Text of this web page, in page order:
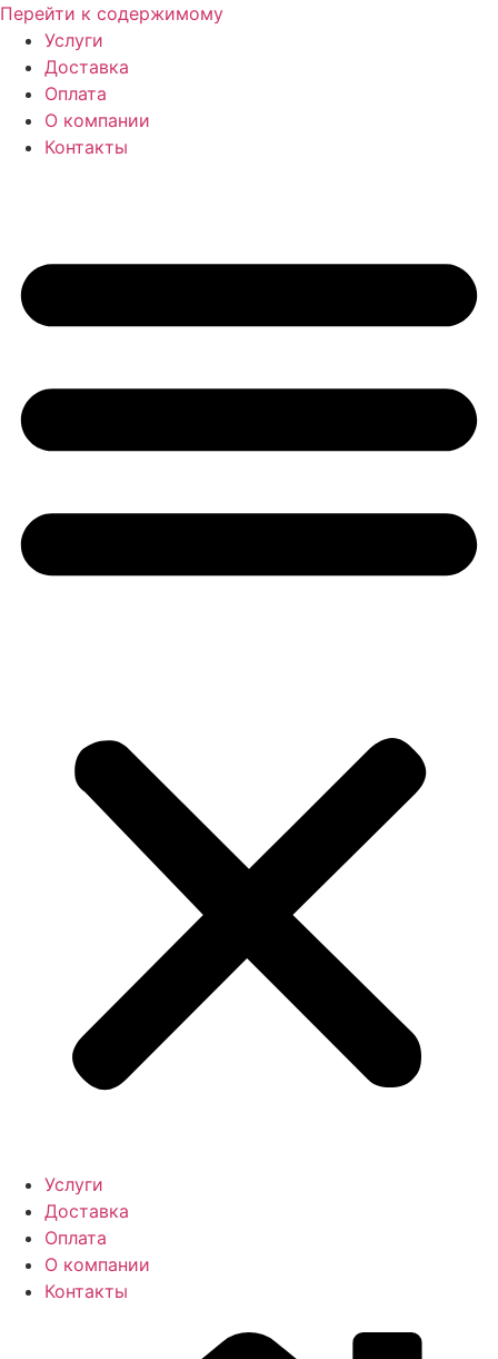
Перейти к содержимому
Услуги
Доставка
Оплата
О компании
Контакты
Услуги
Доставка
Оплата
О компании
Контакты